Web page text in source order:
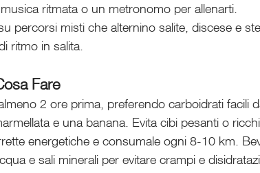
ritmata o un metronomo per allenarti.
percorsi misti che alternino salite, discese e
ritmo in salita.
Fare
2 ore prima, preferendo carboidrati facili
e una banana. Evita cibi pesanti o
energetiche e consumale ogni 8-10 km.
e sali minerali per evitare crampi e